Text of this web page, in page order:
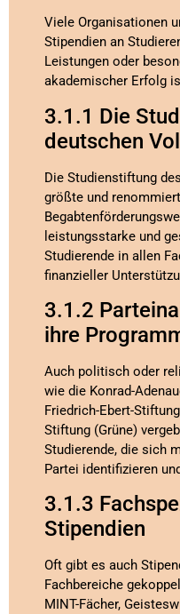
Viele Organisationen
Stipendien an
Leistungen oder
akademischer Erfolg
3.1.1 Die
deutschen
Die Studienstiftung
größte und
leistungsstarke und
Studierende in allen
finanzieller
3.1.2
ihre
Auch politisch oder
wie die Konrad-
Friedrich-Ebert-
Stiftung (Grüne)
Studierende, die sich
Partei identifizieren
3.1.3
Stipendien
Oft gibt es auch
Fachbereiche
MINT-Fächer,